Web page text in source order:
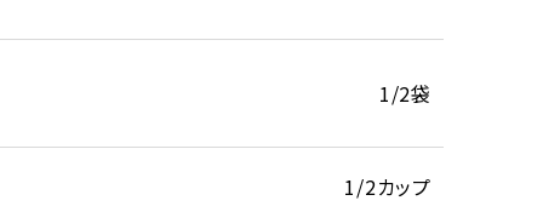
1/2袋
1/2カップ